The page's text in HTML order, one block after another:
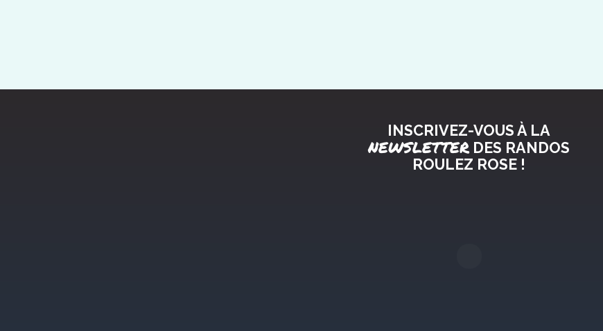
INSCRIVEZ-VOUS À LA
NEWSLETTERDES RANDOS
ROULEZ ROSE !